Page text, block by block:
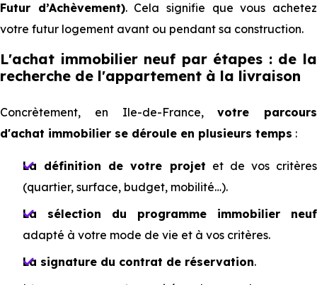
Futur d’Achèvement). Cela signifie que vous achetez
votre futur logement avant ou pendant sa construction.
L'achat immobilier neuf par étapes : de la
recherche de l'appartement à la livraison
Concrètement, en Ile-de-France,votre parcours
d'achat immobilier se déroule en plusieurs temps :
La définition de votre projet et de vos critères
(quartier, surface, budget, mobilité…).
La sélection du programme immobilier neuf
adapté à votre mode de vie et à vos critères.
La signature du contrat de réservation.